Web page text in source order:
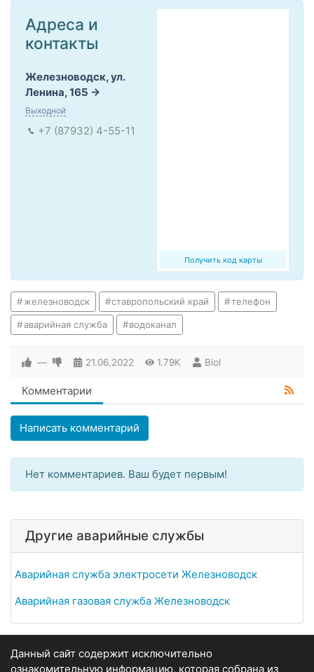
Получить код карты
Адреса и
контакты
Железноводск, ул.
Ленина, 165
Выходной
+7 (87932) 4-55-11
железноводск ставропольский край телефон
аварийная служба водоканал
— 21.06.2022 1.79K Biol
Комментарии
Написать комментарий
Нет комментариев. Ваш будет первым!
Другие аварийные службы
Аварийная служба электросети Железноводск
Аварийная газовая служба Железноводск
Данный сайт содержит исключительно
ознакомительную информацию, которая собрана из